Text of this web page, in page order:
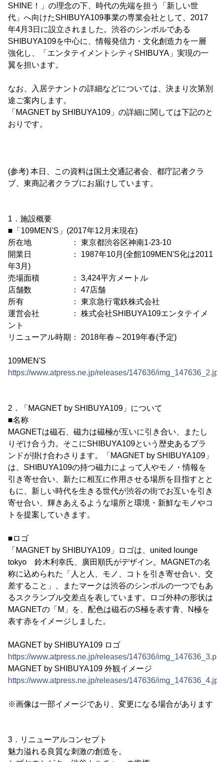
SHINE！」の理念の下、時代の先端を担う「新しい世
代」へ向けたSHIBUYA109事業の専業会社として、2017
年4月3日に設立されました。渋谷のシンボルである
SHIBUYA109を中心に、情報発信力・文化創造力を一層
強化し、「エンタテイメントシティSHIBUYA」実現の一
翼を担います。
なお、入居テナントの詳細などについては、決まり次第別
途ご案内します。
「MAGNET by SHIBUYA109」の詳細に関しては下記のと
おりです。
(参考) 本日、この資料は国土交通記者会、都庁記者クラ
ブ、東商記者クラブにお届けしています。
1．施設概要
■「109MEN'S」(2017年12月末現在)
所在地 ： 東京都渋谷区神南1-23-10
開業日 ： 1987年10月(全館109MEN'S化は2011
年3月)
売場面積 ： 3,424平方メートル
店舗数 ： 47店舗
所有 ： 東京急行電鉄株式会社
運営会社 ： 株式会社SHIBUYA109エンタテイメ
ント
リニューアル時期： 2018年春～2019年春(予定)
109MEN'S
https://www.atpress.ne.jp/releases/147636/
2．「MAGNET by SHIBUYA109」について
■名称
MAGNETは磁石、磁力は磁極が互いに引き合い、またし
りぞけ合う力。そこにSHIBUYA109という歴史あるブラ
ンドが掛け合わさります。「MAGNET by SHIBUYA109」
は、SHIBUYA109の持つ磁力によって人やモノ・情報を
引き寄せ合い、新たに相互に作用させる場所を目指すとと
もに、新しい時代を生きる世代が渋谷の街でお互いを引き
寄せ合い、輝きあえるような場所と環境・新鮮なモノやコ
トを提案していきます。
■ロゴ
「MAGNET by SHIBUYA109」ロゴは、united lounge
tokyo 鈴木利幸氏、廣田順氏がデザイン。MAGNETの名
称に込められた「人と人、モノ、コトを引き寄せ合い、交
差すること」、またマークは渋谷のシンボルの一つでもあ
るスクランブル交差点を表しています。ロゴ外枠の形状は
MAGNETの「M」を、配色は磁石のS極を表す青、N極を
表す赤をイメージしました。
MAGNET by SHIBUYA109 ロゴ
https://www.atpress.ne.jp/releases/147636/
MAGNET by SHIBUYA109 外観イメージ
https://www.atpress.ne.jp/releases/147636/
※画像は一部イメージであり、変更になる場合があります
3．リニューアルコンセプト
魅力溢れる良質な刺激の創造を。